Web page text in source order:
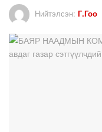
Нийтэлсэн: Г.Гоо